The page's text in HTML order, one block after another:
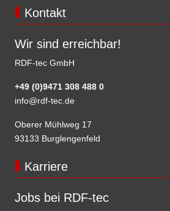
Kontakt
Wir sind erreichbar!
RDF-tec GmbH
+49 (0)9471 308 488 0
info@rdf-tec.de
Oberer Mühlweg 17
93133 Burglengenfeld
Karriere
Jobs bei RDF-tec